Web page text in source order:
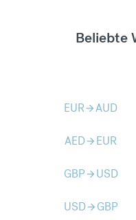
Beliebte
EURarrow_forwardAUD
AEDarrow_forward EUR
GBParrow_forward USD
USDarrow_forward GBP